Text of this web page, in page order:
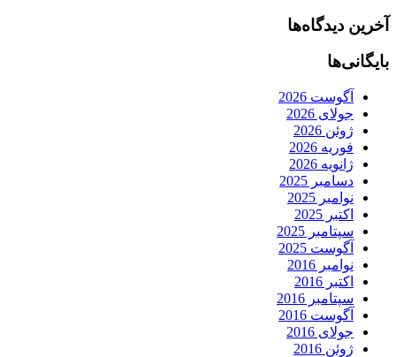
آخرین دیدگاه‌ها
بایگانی‌ها
آگوست 2026
جولای 2026
ژوئن 2026
فوریه 2026
ژانویه 2026
دسامبر 2025
نوامبر 2025
اکتبر 2025
سپتامبر 2025
آگوست 2025
نوامبر 2016
اکتبر 2016
سپتامبر 2016
آگوست 2016
جولای 2016
ژوئن 2016